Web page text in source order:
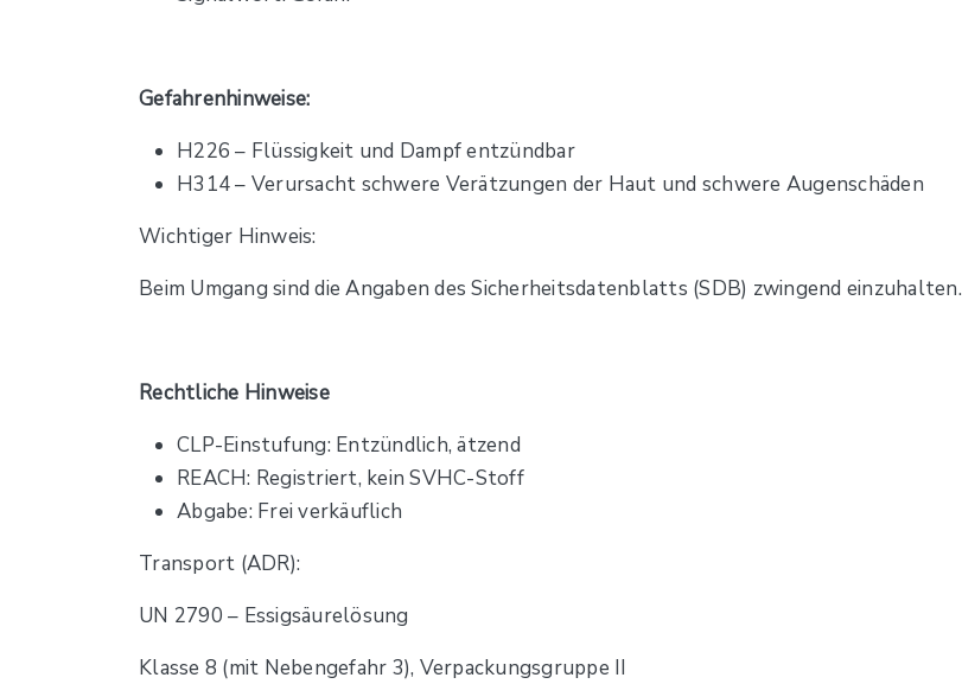
Gefahrenhinweise:
H226 – Flüssigkeit und Dampf entzündbar
H314 – Verursacht schwere Verätzungen der Haut und schwere Augenschäden
Wichtiger Hinweis:
Beim Umgang sind die Angaben des Sicherheitsdatenblatts (SDB) zwingend einzuhalten.
Rechtliche Hinweise
CLP-Einstufung: Entzündlich, ätzend
REACH: Registriert, kein SVHC-Stoff
Abgabe: Frei verkäuflich
Transport (ADR):
UN 2790 – Essigsäurelösung
Klasse 8 (mit Nebengefahr 3), Verpackungsgruppe II